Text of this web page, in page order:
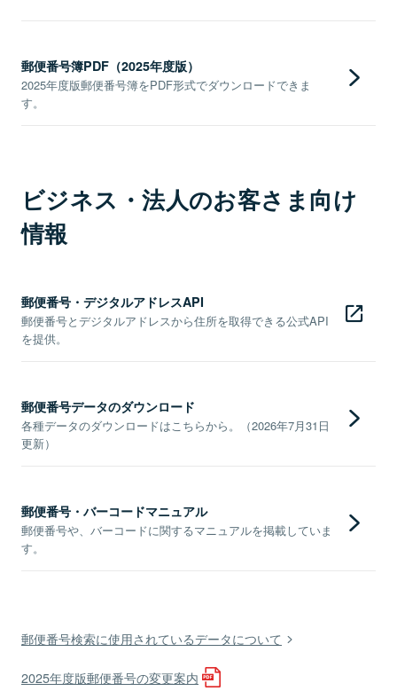
郵便番号簿PDF（2025年度版）
2025年度版郵便番号簿をPDF形式でダウンロードできま
す。
ビジネス・法人のお客さま向け
情報
郵便番号・デジタルアドレスAPI
郵便番号とデジタルアドレスから住所を取得できる公式API
を提供。
郵便番号データのダウンロード
各種データのダウンロードはこちらから。（2026年7月31日
更新）
郵便番号・バーコードマニュアル
郵便番号や、バーコードに関するマニュアルを掲載していま
す。
郵便番号検索に使用されているデータについて
2025年度版郵便番号の変更案内